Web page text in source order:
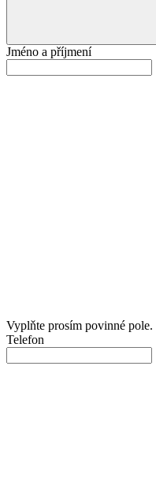
Jméno a příjmení
Vyplňte prosím povinné pole.
Telefon